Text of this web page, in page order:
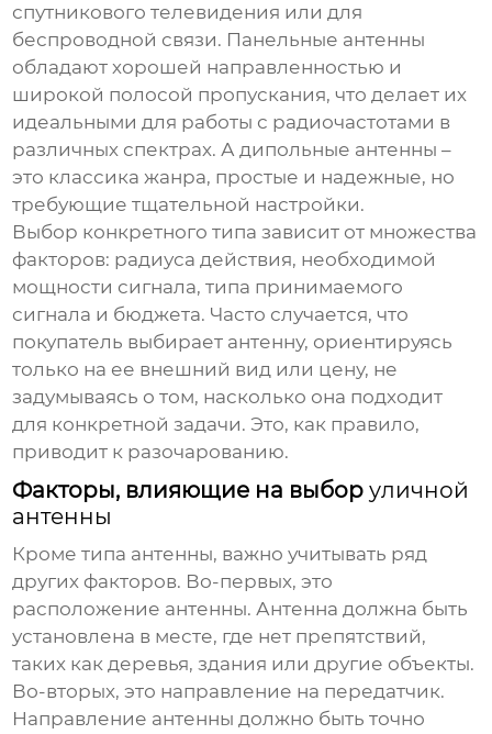
спутникового телевидения или для
беспроводной связи. Панельные антенны
обладают хорошей направленностью и
широкой полосой пропускания, что делает их
идеальными для работы с радиочастотами в
различных спектрах. А дипольные антенны –
это классика жанра, простые и надежные, но
требующие тщательной настройки.
Выбор конкретного типа зависит от множества
факторов: радиуса действия, необходимой
мощности сигнала, типа принимаемого
сигнала и бюджета. Часто случается, что
покупатель выбирает антенну, ориентируясь
только на ее внешний вид или цену, не
задумываясь о том, насколько она подходит
для конкретной задачи. Это, как правило,
приводит к разочарованию.
Факторы, влияющие на выборуличной
антенны
Кроме типа антенны, важно учитывать ряд
других факторов. Во-первых, это
расположение антенны. Антенна должна быть
установлена в месте, где нет препятствий,
таких как деревья, здания или другие объекты.
Во-вторых, это направление на передатчик.
Направление антенны должно быть точно